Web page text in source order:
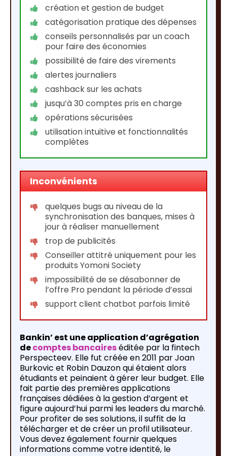
création et gestion de budget
catégorisation pratique des dépenses
conseils personnalisés par un coach
pour faire des économies
possibilité de faire des virements
alertes journaliers
cashback sur les achats
jusqu’à 30 comptes pris en charge
opérations sécurisées
utilisation intuitive et fonctionnalités
complètes
Inconvénients
quelques bugs au niveau de la
synchronisation des banques, mises à
jour à réaliser manuellement
trop de publicités
Conseiller attitré uniquement pour les
produits Yomoni Society
impossibilité de se désabonner de
l’offre Pro pendant la période d’essai
support client chatbot parfois limité
Bankin’ est une application d’agrégation
decomptes bancaireséditée par la fintech
Perspecteev. Elle fut créée en 2011 par Joan
Burkovic et Robin Dauzon qui étaient alors
étudiants et peinaient à gérer leur budget. Elle
fait partie des premières applications
françaises dédiées à la gestion d’argent et
figure aujourd’hui parmi les leaders du marché.
Pour profiter de ses solutions, il suffit de la
télécharger et de créer un profil utilisateur.
Vous devez également fournir quelques
informations comme votre identité, le